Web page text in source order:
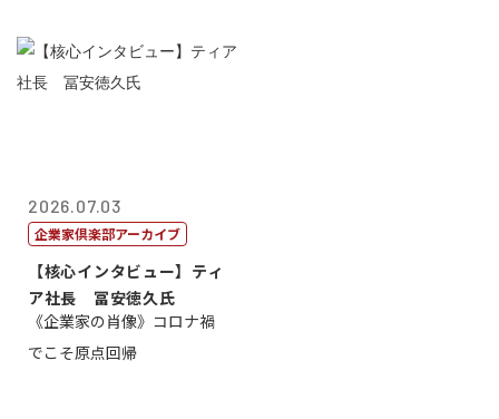
2026.07.03
企業家倶楽部アーカイブ
【核心インタビュー】ティ
ア社長 冨安徳久氏
《企業家の肖像》コロナ禍
でこそ原点回帰